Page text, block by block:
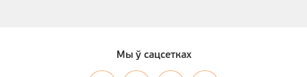
Мы ў сацсетках